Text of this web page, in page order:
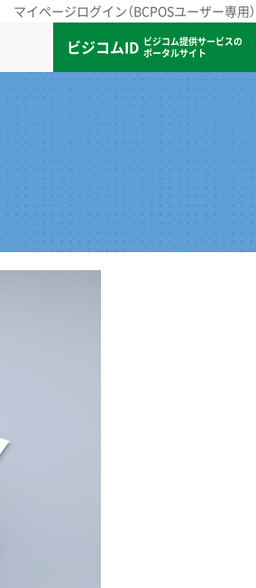
マイページログイン（BCPOSユーザー専用）
ビジコムID
ビジコム提供サービスの
ポータルサイト